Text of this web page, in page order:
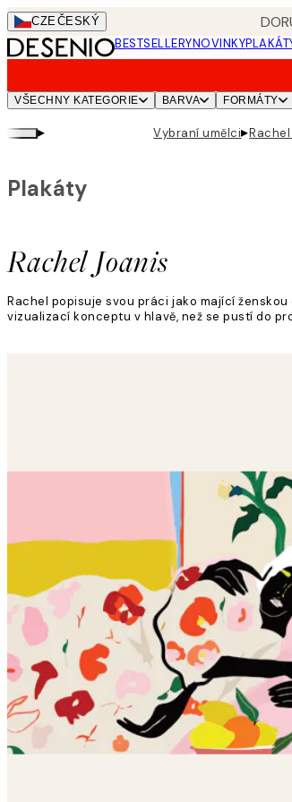
Skip
to
main
CZEČESKÝ
BESTSELLERYNOVINKY
VŠECHNY KATEGORIE BARVA FORMÁTY
▸ Vybraní umělci▸
Rachel Joanis
Plakáty
Rachel popisuje svou práci jako mající
vizualizací konceptu v hlavě, než se pustí do